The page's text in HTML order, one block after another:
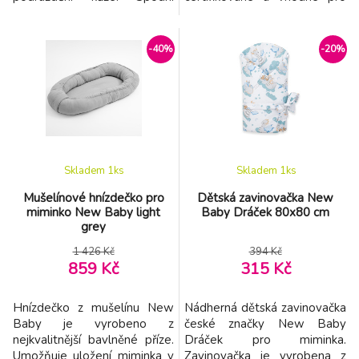
chrání matraci před vlhkostí,
což zajišťuje zdravý a klidný
spánek dítěte. Neobsahuje
ftaláty. Lze použít jako
chránič matrace pro děti i
materiálu, ve kterém se bude
Vaše miminko cítit příjemně.
Body má zapínáni na cvočky
na ramínku a mezi nožičkami,
což usnadňuje oblékání a
přebalování. Dopřejte
-40%
Mušelínové hnízdečko pro
miminko New Baby light
grey
Skladem 1ks
1 426 Kč
859 Kč
Hnízdečko z mušelínu New
Baby je vyrobeno z
nejkvalitnější bavlněné příze.
Umožňuje uložení miminka v
-20%
Dětská zavinovačka New
Baby Dráček 80x80 cm
Skladem 1ks
394 Kč
315 Kč
Nádherná dětská zavinovačka
české značky New Baby
Dráček pro miminka.
Zavinovačka je vyrobena z